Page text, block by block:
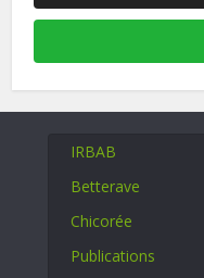
IRBAB
Betterave
Chicorée
Publications